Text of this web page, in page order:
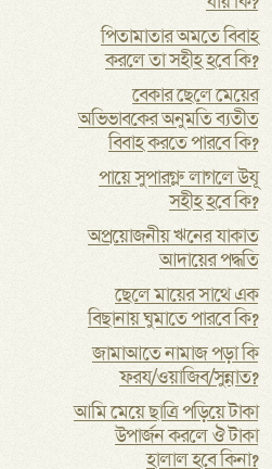
পিতামাতার অমতে বিবাহ
করলে তা সহীহ হবে কি?
বেকার ছেলে মেয়ের
অভিভাবকের অনুমতি ব্যতীত
বিবাহ করতে পারবে কি?
পায়ে সুপারগ্লু লাগলে উযূ
সহীহ হবে কি?
অপ্রয়োজনীয় ঋনের যাকাত
আদায়ের পদ্ধতি
ছেলে মায়ের সাথে এক
বিছানায় ঘুমাতে পারবে কি?
জামাআতে নামাজ পড়া কি
ফরয/ওয়াজিব/সুন্নাত?
আমি মেয়ে ছাত্রি পড়িয়ে টাকা
উপার্জন করলে ঔ টাকা
হালাল হবে কিনা?